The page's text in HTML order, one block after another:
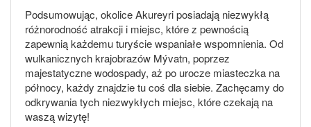
Podsumowując, okolice Akureyri posiadają niezwykłą
różnorodność atrakcji i miejsc, które z pewnością
zapewnią każdemu turyście wspaniałe wspomnienia. Od
wulkanicznych krajobrazów Mývatn, poprzez
majestatyczne wodospady, aż po urocze miasteczka na
północy, każdy znajdzie tu coś dla siebie. Zachęcamy do
odkrywania tych niezwykłych miejsc, które czekają na
waszą wizytę!